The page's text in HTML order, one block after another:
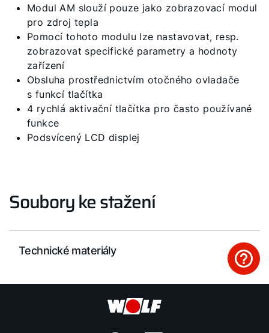
Modul AM slouží pouze jako zobrazovací modul
pro zdroj tepla
Pomocí tohoto modulu lze nastavovat, resp.
zobrazovat specifické parametry a hodnoty
zařízení
Obsluha prostřednictvím otočného ovladače
s funkcí tlačítka
4 rychlá aktivační tlačítka pro často používané
funkce
Podsvícený LCD displej
Soubory ke stažení
Technické materiály
Kontakty
Servisní portál
Bonus program
WOLF Akademie